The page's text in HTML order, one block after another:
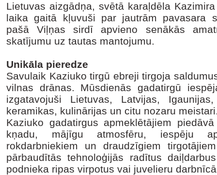
Lietuvas aizgādņa, svētā karaļdēla
laika gaitā kļuvuši par jautrām pavasara
pašā Viļņas sirdī apvieno senākās
skatījumu uz tautas mantojumu.
Unikāla pieredze
Savulaik Kaziuko tirgū ebreji tirgoja
vilnas drānas. Mūsdienās gadatirgū
izgatavojuši Lietuvas, Latvijas,
keramikas, kulinārijas un citu nozaru
Kaziuko gadatirgus apmeklētājiem
kņadu, mājīgu atmosfēru, iespēju
rokdarbniekiem un draudzīgiem
pārbaudītās tehnoloģijās radītus
podnieka ripas virpotus vai juvelieru